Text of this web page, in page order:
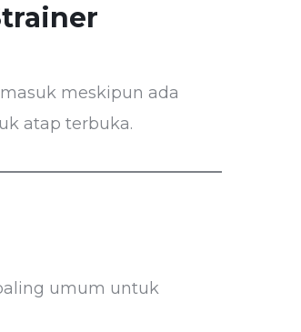
meskipun ada
atap terbuka.
umum untuk